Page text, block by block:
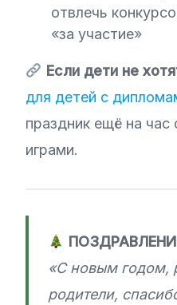
отвлечь
«за участие»
Если дети не
для детей с
праздник ещё на час
играми.
«С новым годом,
родители,